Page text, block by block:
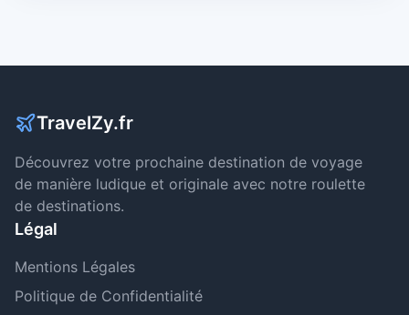
TravelZy.fr
Découvrez votre prochaine destination de voyage
de manière ludique et originale avec notre roulette
de destinations.
Légal
Mentions Légales
Politique de Confidentialité